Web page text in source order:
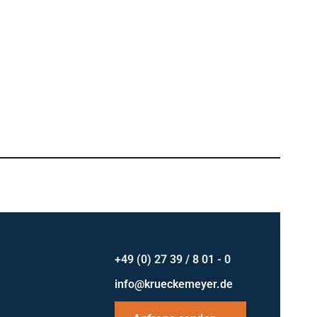
+49 (0) 27 39 / 8 01 - 0
info@krueckemeyer.de